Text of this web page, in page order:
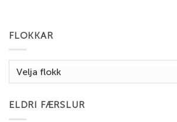
FLOKKAR
ELDRI FÆRSLUR